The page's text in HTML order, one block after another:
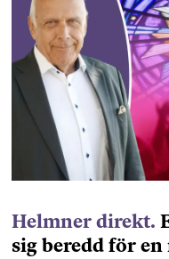
Helmner direkt.
sig beredd för